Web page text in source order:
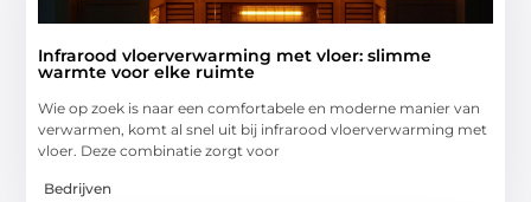
Infrarood vloerverwarming met vloer: slimme
warmte voor elke ruimte
Wie op zoek is naar een comfortabele en moderne manier van
verwarmen, komt al snel uit bij infrarood vloerverwarming met
vloer. Deze combinatie zorgt voor
Bedrijven